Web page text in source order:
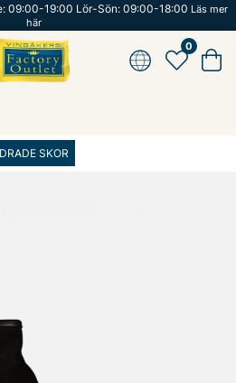
09:00-19:00 Lör-Sön: 09:00-18:00 Läs mer
här
0
SKOR